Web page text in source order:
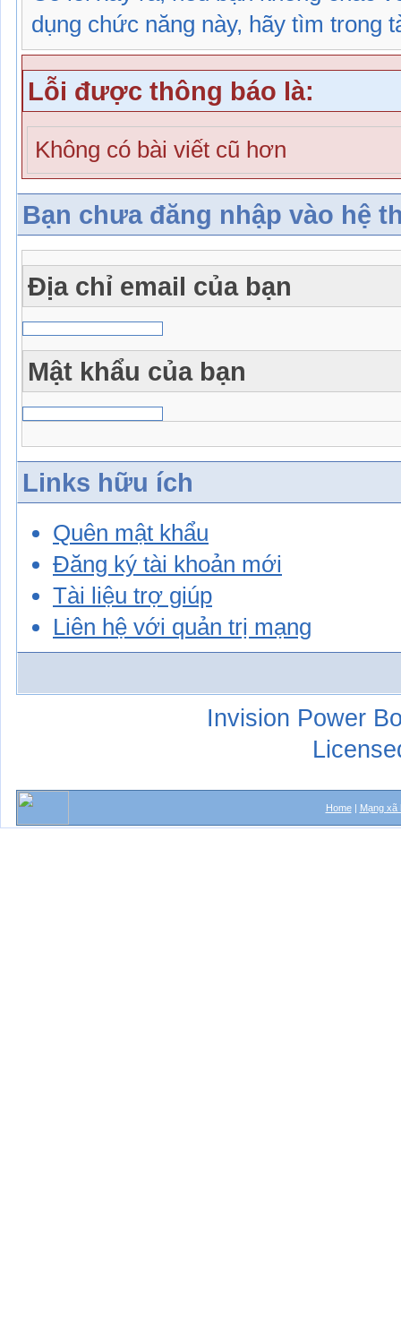
dụng chức năng này, hãy tìm trong
Lỗi được thông báo là:
Không có bài viết cũ hơn
Bạn chưa đăng nhập vào hệ
Địa chỉ email của bạn
Mật khẩu của bạn
Links hữu ích
Quên mật khẩu
Đăng ký tài khoản mới
Tài liệu trợ giúp
Liên hệ với quản trị mạng
Invision Power
Home| Mạng xã